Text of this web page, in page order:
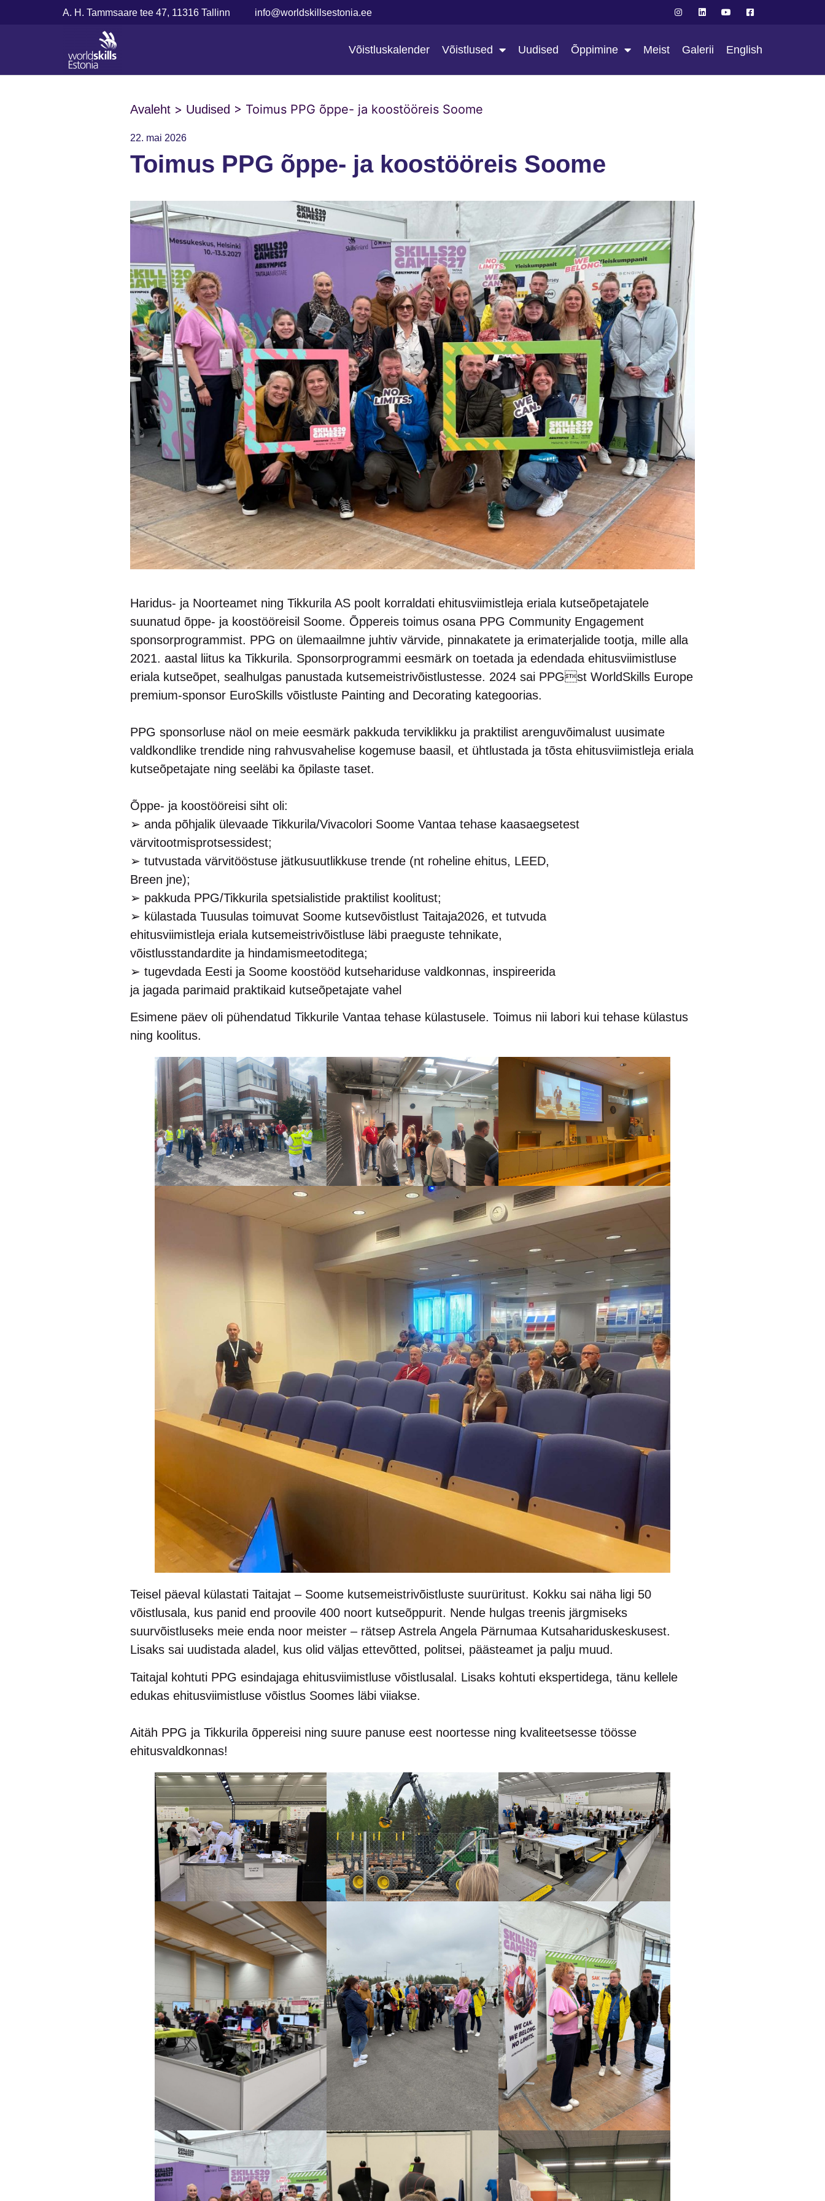
A. H. Tammsaare tee 47, 11316 Tallinn info@worldskillsestonia.ee
Võistluskalender Võistlused Uudised Õppimine Meist Galerii English
Avaleht > Uudised > Toimus PPG õppe- ja koostööreis Soome
22. mai 2026
Toimus PPG õppe- ja koostööreis Soome
Haridus- ja Noorteamet ning Tikkurila AS poolt korraldati ehitusviimistleja eriala kutseõpetajatele
suunatud õppe- ja koostööreisil Soome. Õppereis toimus osana PPG Community Engagement
sponsorprogrammist. PPG on ülemaailmne juhtiv värvide, pinnakatete ja erimaterjalide tootja, mille alla
2021. aastal liitus ka Tikkurila. Sponsorprogrammi eesmärk on toetada ja edendada ehitusviimistluse
eriala kutseõpet, sealhulgas panustada kutsemeistrivõistlustesse. 2024 sai PPGst WorldSkills Europe
premium-sponsor EuroSkills võistluste Painting and Decorating kategoorias.
PPG sponsorluse näol on meie eesmärk pakkuda terviklikku ja praktilist arenguvõimalust uusimate
valdkondlike trendide ning rahvusvahelise kogemuse baasil, et ühtlustada ja tõsta ehitusviimistleja eriala
kutseõpetajate ning seeläbi ka õpilaste taset.
Õppe- ja koostööreisi siht oli:
➢ anda põhjalik ülevaade Tikkurila/Vivacolori Soome Vantaa tehase kaasaegsetest
värvitootmisprotsessidest;
➢ tutvustada värvitööstuse jätkusuutlikkuse trende (nt roheline ehitus, LEED,
Breen jne);
➢ pakkuda PPG/Tikkurila spetsialistide praktilist koolitust;
➢ külastada Tuusulas toimuvat Soome kutsevõistlust Taitaja2026, et tutvuda
ehitusviimistleja eriala kutsemeistrivõistluse läbi praeguste tehnikate,
võistlusstandardite ja hindamismeetoditega;
➢ tugevdada Eesti ja Soome koostööd kutsehariduse valdkonnas, inspireerida
ja jagada parimaid praktikaid kutseõpetajate vahel
Esimene päev oli pühendatud Tikkurile Vantaa tehase külastusele. Toimus nii labori kui tehase külastus
ning koolitus.
Teisel päeval külastati Taitajat – Soome kutsemeistrivõistluste suurüritust. Kokku sai näha ligi 50
võistlusala, kus panid end proovile 400 noort kutseõppurit. Nende hulgas treenis järgmiseks
suurvõistluseks meie enda noor meister – rätsep Astrela Angela Pärnumaa Kutsahariduskeskusest.
Lisaks sai uudistada aladel, kus olid väljas ettevõtted, politsei, päästeamet ja palju muud.
Taitajal kohtuti PPG esindajaga ehitusviimistluse võistlusalal. Lisaks kohtuti ekspertidega, tänu kellele
edukas ehitusviimistluse võistlus Soomes läbi viiakse.
Aitäh PPG ja Tikkurila õppereisi ning suure panuse eest noortesse ning kvaliteetsesse töösse
ehitusvaldkonnas!